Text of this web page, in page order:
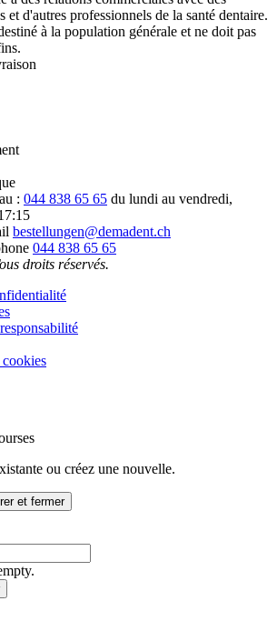
et d'autres professionnels de la santé dentaire.
à la population générale et ne doit pas
: 044 838 65 65 du lundi au vendredi,
bestellungen@demadent.ch
044 838 65 65
droits réservés.
cookies
ou créez une nouvelle.
et fermer